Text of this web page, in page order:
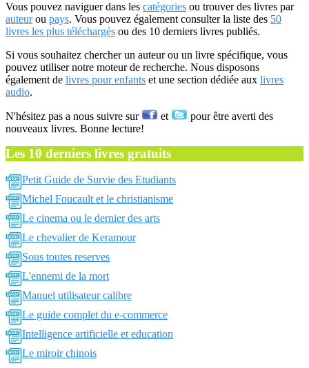
Vous pouvez naviguer dans les catégories ou trouver des livres par
auteurou pays. Vous pouvez également consulter la liste des 50
livres les plus téléchargés ou des 10 derniers livres publiés.
Si vous souhaitez chercher un auteur ou un livre spécifique, vous
pouvez utiliser notre moteur de recherche. Nous disposons
également de livres pour enfants et une section dédiée aux livres
audio.
N'hésitez pas a nous suivre sur et
pour être averti des
nouveaux livres. Bonne lecture!
Les 10 derniers livres gratuits
Petit Guide de Survie des Etudiants
Michel Foucault et le christianisme
Le cinema ou le dernier des arts
Le chevalier de Keramour
Sous toutes reserves
L'ennemi de la mort
Manuel utilisateur calibre
Le guide complet du e-commerce
Intelligence artificielle et education
Le miroir chinois